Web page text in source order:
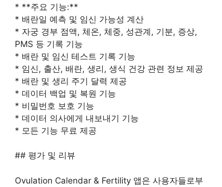
* **주요 기능:**
* 배란일 예측 및 임신 가능성 계산
* 자궁 경부 점액, 체온, 체중, 성관계, 기분, 증상,
PMS 등 기록 기능
* 배란 및 임신 테스트 기록 기능
* 임신, 출산, 배란, 생리, 생식 건강 관련 정보 제공
* 배란 및 생리 주기 달력 제공
* 데이터 백업 및 복원 기능
* 비밀번호 보호 기능
* 데이터 의사에게 내보내기 기능
* 모든 기능 무료 제공
## 평가 및 리뷰
Ovulation Calendar & Fertility 앱은 사용자들로부